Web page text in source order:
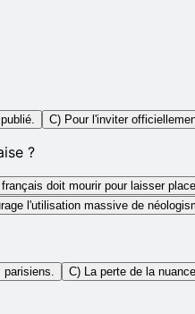
C) Pour l'inviter
?
doit mourir pour laisser
l'utilisation massive de
parisiens.
C) La perte de la